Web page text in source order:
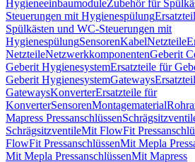
HygieneeinbaumoduleZubehör für
Steuerungen mit Hygienespülung
Spülkästen und WC-Steuerungen mit
HygienespülungSensorenKabelNetzteile
NetzteileNetzwerkkomponentenGeberit
Geberit HygienesystemErsatzteile für
Geberit HygienesystemGateways
GatewaysKonverterErsatzteile für
KonverterSensorenMontagematerial
Mapress Pressanschlüssen
SchrägsitzventileMit FlowFit
FlowFit PressanschlüssenMit Mepla
Mit Mepla PressanschlüssenMit Mapress